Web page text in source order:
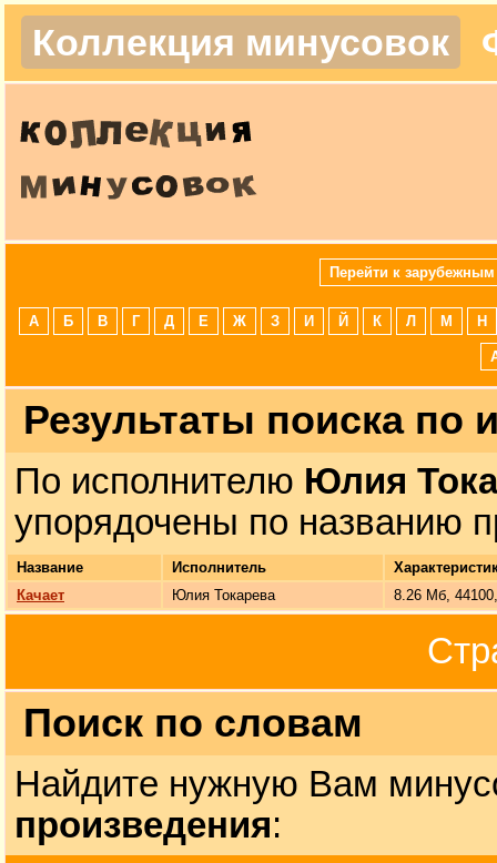
Коллекция минусовок
Перейти к зарубежным
А Б В Г Д Е Ж З И Й К Л М Н
Результаты поиска по
По исполнителю Юлия
упорядочены по названию
Название Исполнитель
Качает
Юлия Токарева 8.26 Мб,
Поиск по словам
Найдите нужную Вам
произведения: